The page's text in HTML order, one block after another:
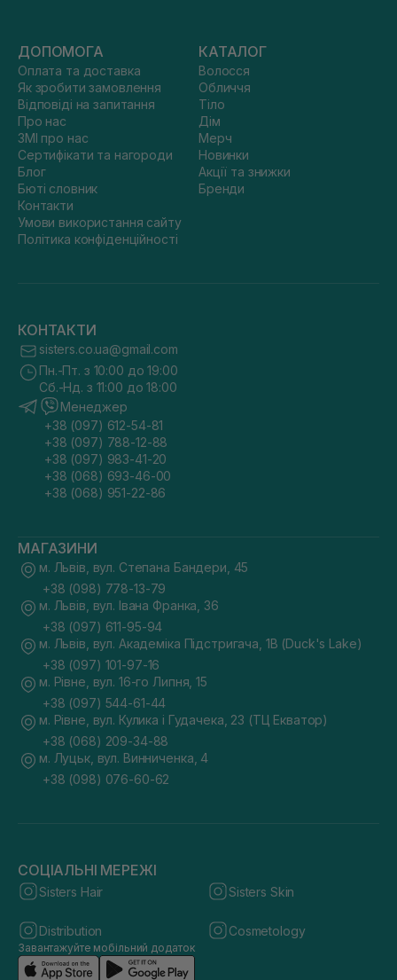
ДОПОМОГА
Оплата та доставка
Як зробити замовлення
Відповіді на запитання
Про нас
ЗМІ про нас
Сертифікати та нагороди
Блог
Бюті словник
Контакти
Умови використання сайту
Політика конфіденційності
КАТАЛОГ
Волосся
Обличчя
Тіло
Дім
Мерч
Новинки
Акції та знижки
Бренди
КОНТАКТИ
sisters.co.ua@gmail.com
Пн.-Пт. з 10:00 до 19:00
Сб.-Нд. з 11:00 до 18:00
Менеджер
+38 (097) 612-54-81
+38 (097) 788-12-88
+38 (097) 983-41-20
+38 (068) 693-46-00
+38 (068) 951-22-86
МАГАЗИНИ
м. Львів, вул. Степана Бандери, 45
+38 (098) 778-13-79
м. Львів, вул. Івана Франка, 36
+38 (097) 611-95-94
м. Львів, вул. Академіка Підстригача, 1В (Duck's Lake)
+38 (097) 101-97-16
м. Рівне, вул. 16-го Липня, 15
+38 (097) 544-61-44
м. Рівне, вул. Кулика і Гудачека, 23 (ТЦ Екватор)
+38 (068) 209-34-88
м. Луцьк, вул. Винниченка, 4
+38 (098) 076-60-62
СОЦІАЛЬНІ МЕРЕЖІ
Sisters Hair Sisters Skin
Distribution Cosmetology
Завантажуйте мобільний додаток